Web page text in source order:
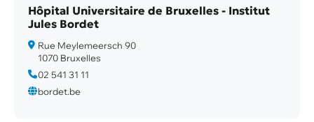
Hôpital Universitaire de Bruxelles - Institut
Jules Bordet
Rue Meylemeersch 90
1070 Bruxelles
02 541 31 11
bordet.be